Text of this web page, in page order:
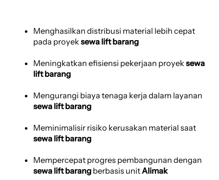
Menghasilkan distribusi material lebih cepat
pada proyek sewa lift barang
Meningkatkan efisiensi pekerjaan proyek sewa
lift barang
Mengurangi biaya tenaga kerja dalam layanan
sewa lift barang
Meminimalisir risiko kerusakan material saat
sewa lift barang
Mempercepat progres pembangunan dengan
sewa lift barang berbasis unit Alimak